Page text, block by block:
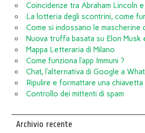
Coincidenze tra Abraham Lincoln
La lotteria degli scontrini, come
Come si indossano le mascherine
Nuova truffa basata su Elon Musk
Mappa Letteraria di Milano
Come funziona l’app Immuni ?
Chat, l’alternativa di Google a
Ripulire e formattare una chiavetta
Controllo dei mittenti di spam
Archivio recente